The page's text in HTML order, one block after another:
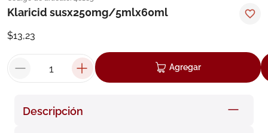
Klaricid susx250mg/5mlx60ml
$13,23
Agregar
Descripción
3.
pilexil
5. cerave
6 degraler